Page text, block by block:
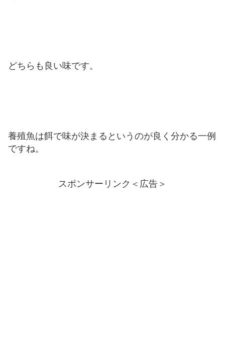
どちらも良い味です。
養殖魚は餌で味が決まるというのが良く分かる一例
ですね。
スポンサーリンク＜広告＞